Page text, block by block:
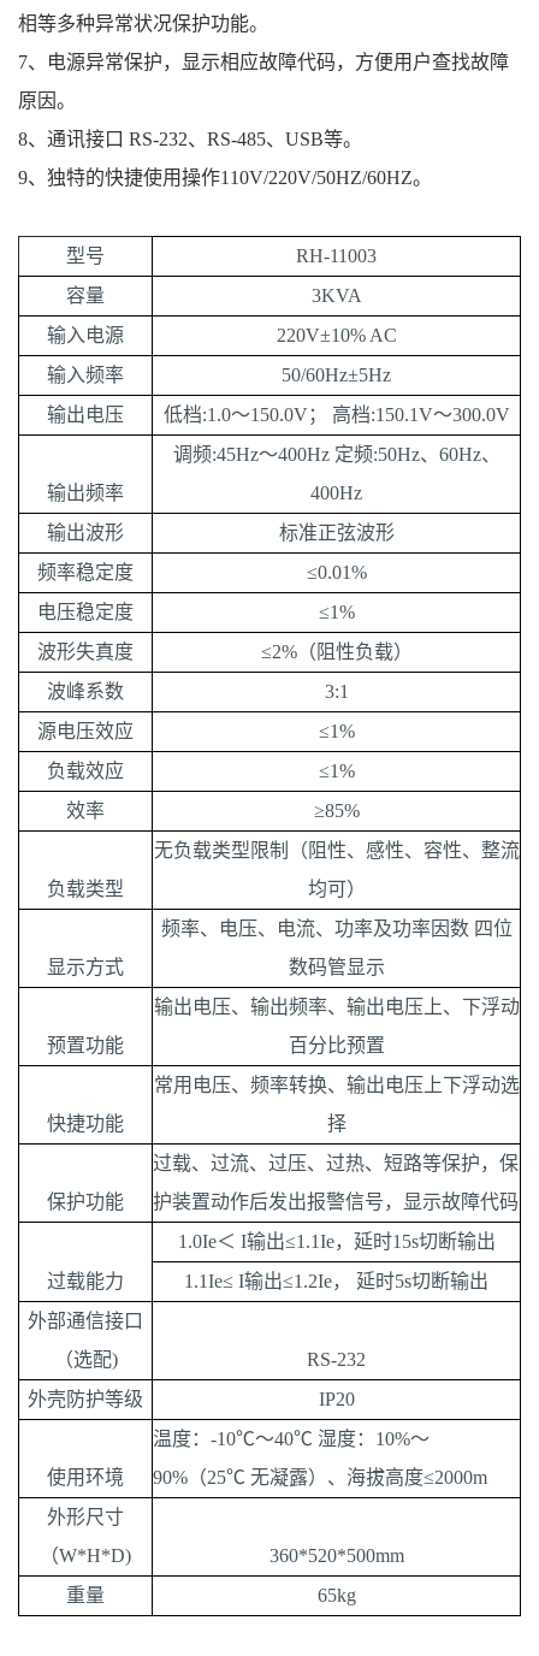
相等多种异常状况保护功能。
7、电源异常保护，显示相应故障代码，方便用户查找故障
原因。
8、通讯接口 RS-232、RS-485、USB等。
9、独特的快捷使用操作110V/220V/50HZ/60HZ。
型号 RH-11003
容量
3KVA
输入电源
220V±10% AC
输入频率
50/60Hz±5Hz
输出电压
低档:1.0～150.0V； 高档:150.1V～300.0V
输出频率
调频:45Hz～400Hz 定频:50Hz、60Hz、
400Hz
输出波形
标准正弦波形
频率稳定度
≤0.01%
电压稳定度
≤1%
波形失真度
≤2%（阻性负载）
波峰系数
3:1
源电压效应
≤1%
负载效应
≤1%
效率
≥85%
负载类型
无负载类型限制（阻性、感性、容性、整流
均可）
显示方式
频率、电压、电流、功率及功率因数 四位
数码管显示
预置功能
输出电压、输出频率、输出电压上、下浮动
百分比预置
快捷功能
常用电压、频率转换、输出电压上下浮动选
择
保护功能
过载、过流、过压、过热、短路等保护，保
护装置动作后发出报警信号，显示故障代码
过载能力
1.0Ie＜ I输出≤1.1Ie，延时15s切断输出
1.1Ie≤ I输出≤1.2Ie， 延时5s切断输出
外部通信接口
（选配)
RS-232
外壳防护等级
IP20
使用环境
温度：-10℃～40℃ 湿度：10%～
90%（25℃ 无凝露）、海拔高度≤2000m
外形尺寸
（W*H*D)
360*520*500mm
重量
65kg